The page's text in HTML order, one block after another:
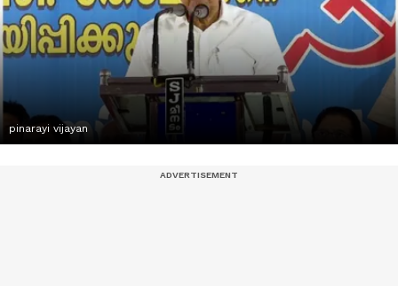
pinarayi vijayan